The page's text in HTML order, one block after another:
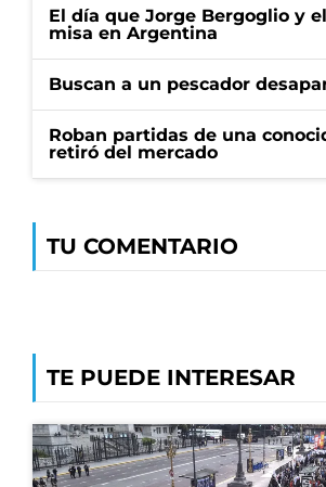
El día que Jorge Bergoglio y
misa en Argentina
Buscan a un pescador
Roban partidas de una
retiró del mercado
TU COMENTARIO
TE PUEDE INTERESAR